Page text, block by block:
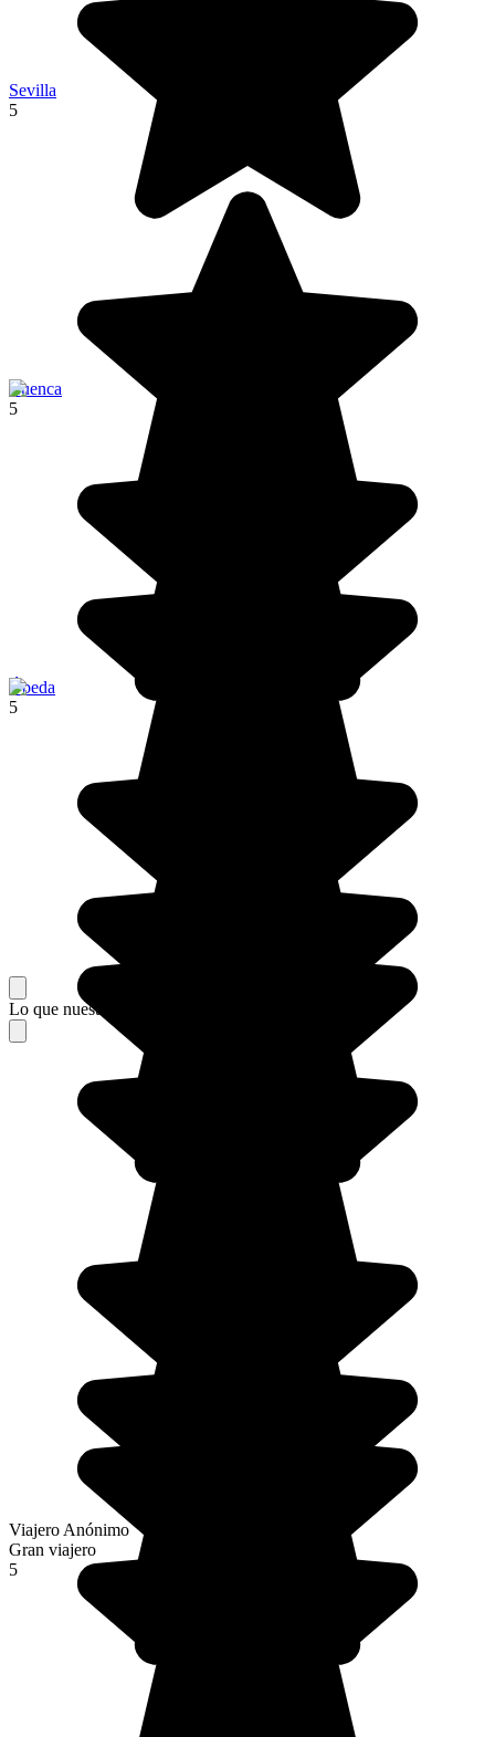
Sevilla
5
Cuenca
5
Úbeda
5
Lo que nuestros viajeros piensan de su estancia
Viajero Anónimo
Gran viajero
5